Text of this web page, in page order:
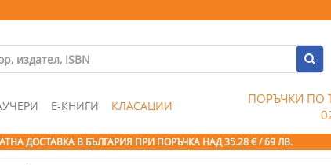
Е-КНИГИ КЛАСАЦИИ ПОРЪЧКИ ПО
ДОСТАВКА В БЪЛГАРИЯ ПРИ ПОРЪЧКА НАД 35.28 € / 69 ЛВ.